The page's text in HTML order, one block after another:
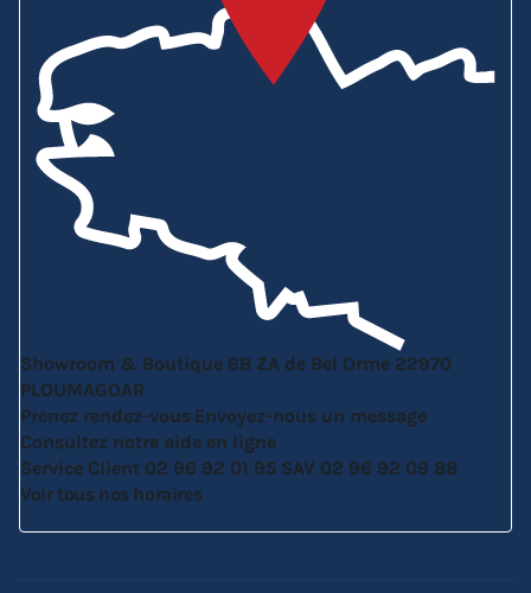
Showroom & Boutique 6B ZA de Bel Orme 22970
PLOUMAGOAR
Prenez rendez-vous Envoyez-nous un message
Consultez notre aide en ligne
Service Client 02 96 92 01 95 SAV 02 96 92 09 88
Voir tous nos horaires